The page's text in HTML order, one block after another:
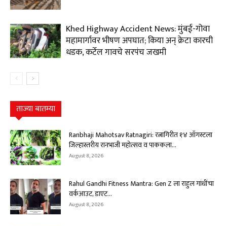
Khed Highway Accident News: मुंबई-गोवा
महामार्गावर भीषण अपघात; किया अन् क्रेटा कारची
धडक, कर्टेल गावचे सरपंच जखमी
ताज्या बातम्या
Ranbhaji Mahotsav Ratnagiri: रत्नागिरीत १४ ऑगस्टला
जिल्हास्तरीय रानभाजी महोत्सव व पाककला...
August 8, 2026
Rahul Gandhi Fitness Mantra: Gen Z ला राहुल गांधींचा
वर्कआउट, डाएट...
August 8, 2026